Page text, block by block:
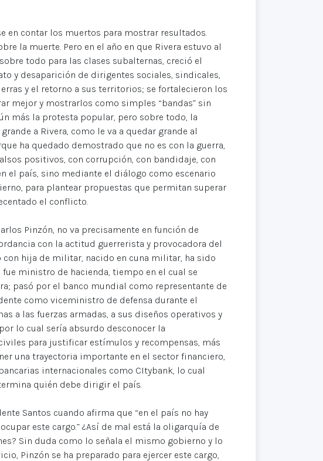
en contar los muertos para mostrar resultados.
la muerte. Pero en el año en que Rivera estuvo al
todo para las clases subalternas, creció el
y desaparición de dirigentes sociales, sindicales,
y el retorno a sus territorios; se fortalecieron los
mejor y mostrarlos como simples “bandas” sin
más la protesta popular, pero sobre todo, la
a Rivera, como le va a quedar grande al
ha quedado demostrado que no es con la guerra,
positivos, con corrupción, con bandidaje, con
el país, sino mediante el diálogo como escenario
para plantear propuestas que permitan superar
el conflicto.
Pinzón, no va precisamente en función de
con la actitud guerrerista y provocadora del
con hija de militar, nacido en cuna militar, ha sido
ministro de hacienda, tiempo en el cual se
pasó por el banco mundial como representante de
como viceministro de defensa durante el
a las fuerzas armadas, a sus diseños operativos y
lo cual sería absurdo desconocer la
para justificar estímulos y recompensas, más
una trayectoria importante en el sector financiero,
internacionales como CItybank, lo cual
quién debe dirigir el país.
Santos cuando afirma que “en el país no hay
este cargo.” ¿Así de mal está la oligarquía de
Sin duda como lo señala el mismo gobierno y lo
Pinzón se ha preparado para ejercer este cargo,